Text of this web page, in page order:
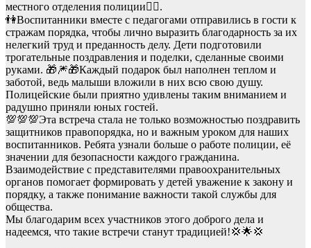
местного отделения полиции👮‍♂.
👫Воспитанники вместе с педагогами отправились в гости к
стражам порядка, чтобы лично выразить благодарность за их
нелегкий труд и преданность делу. Дети подготовили
трогательные поздравления и поделки, сделанные своими
руками. 🎁🎆🎁Каждый подарок был наполнен теплом и
заботой, ведь малыши вложили в них всю свою душу.
Полицейские были приятно удивлены таким вниманием и
радушно приняли юных гостей.
💯💯💯Эта встреча стала не только возможностью поздравить
защитников правопорядка, но и важным уроком для наших
воспитанников. Ребята узнали больше о работе полиции, её
значении для безопасности каждого гражданина.
Взаимодействие с представителями правоохранительных
органов помогает формировать у детей уважение к закону и
порядку, а также понимание важности такой службы для
общества.
Мы благодарим всех участников этого доброго дела и
надеемся, что такие встречи станут традицией!💢🌟💢